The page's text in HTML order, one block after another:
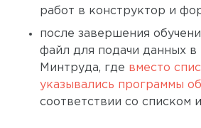
работ в конструктор и
после завершения
файл для подачи данных в
Минтруда, где вместо
указывались программы
соответствии со списком